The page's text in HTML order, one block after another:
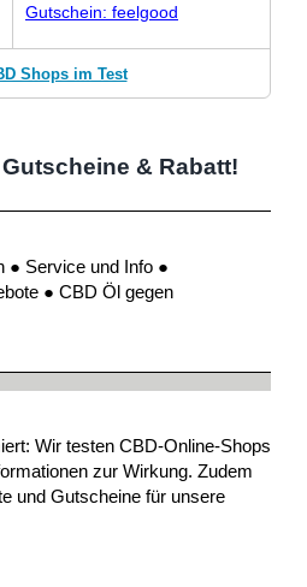
Gutschein: feelgood
Shops im Test
& Rabatt!
● Service und Info ●
● CBD Öl gegen
Wir testen CBD-Online-Shops
zur Wirkung. Zudem
und Gutscheine für unsere